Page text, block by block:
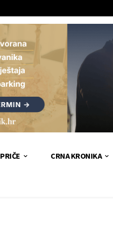
PRIČE CRNA KRONIKA